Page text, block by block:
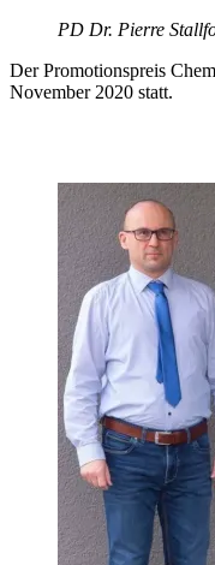
PD Dr. Pierre
Der Promotionspreis
November 2020 statt.